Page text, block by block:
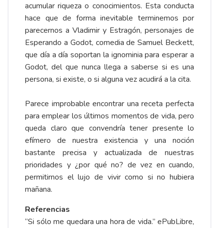
acumular riqueza o conocimientos. Esta conducta
hace que de forma inevitable terminemos por
parecernos a Vladimir y Estragón, personajes de
Esperando a Godot, comedia de Samuel Beckett,
que día a día soportan la ignominia para esperar a
Godot, del que nunca llega a saberse si es una
persona, si existe, o si alguna vez acudirá a la cita.
Parece improbable encontrar una receta perfecta
para emplear los últimos momentos de vida, pero
queda claro que convendría tener presente lo
efímero de nuestra existencia y una noción
bastante precisa y actualizada de nuestras
prioridades y ¿por qué no? de vez en cuando,
permitirnos el lujo de vivir como si no hubiera
mañana.
Referencias
“Si sólo me quedara una hora de vida.” ePubLibre,